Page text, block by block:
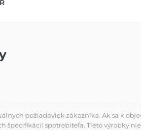
požiadaviek zákazníka. Ak sa k
špecifikácií spotrebiteľa. Tieto výrobky